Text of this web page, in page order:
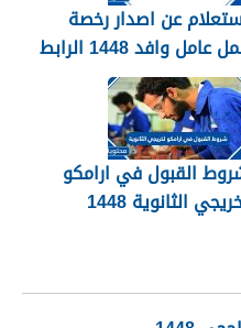
عن اصدار رخصة
عمل عامل وافد 1448 الرابط
بالتفصيل
القبول في ارامكو
الثانوية 1448